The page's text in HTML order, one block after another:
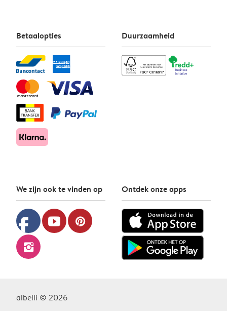
Betaalopties Duurzaamheid
We zijn ook te vinden op
facebook youtube pinterest
instagram
Ontdek onze apps
albelli © 2026